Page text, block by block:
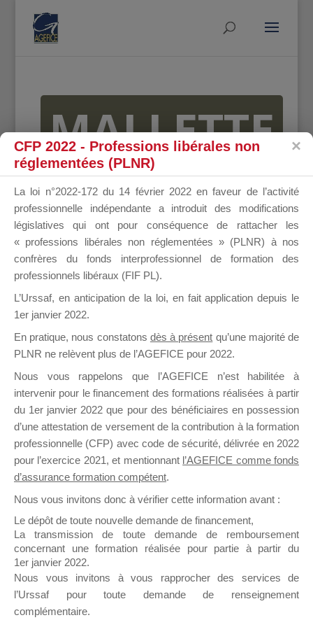
MALLETTE
DU
DIRIGEANT
Ce groupe est destiné aux Organismes de
Formation qui souhaitent répondre à l’Appel à
Propositions Mallette du Dirigeant.
sur lequel il est possible de laisser un message
ou poser une question.
NB : Il est nécessaire d’êtreinscrit(e)pour
pouvoir rejoindre ce groupe
CFP 2022 - Professions libérales non
réglementées (PLNR)
La loi n°2022-172 du 14 février 2022 en faveur de l’activité
professionnelle indépendante a introduit des modifications
législatives qui ont pour conséquence de rattacher les
« professions libérales non réglementées » (PLNR) à nos
confrères du fonds interprofessionnel de formation des
professionnels libéraux (FIF PL).
L’Urssaf, en anticipation de la loi, en fait application depuis le
1er janvier 2022.
En pratique, nous constatons dès à présent qu’une majorité de
PLNR ne relèvent plus de l’AGEFICE pour 2022.
Nous vous rappelons que l’AGEFICE n’est habilitée à
intervenir pour le financement des formations réalisées à partir
du 1er janvier 2022 que pour des bénéficiaires en possession
d’une attestation de versement de la contribution à la formation
professionnelle (CFP) avec code de sécurité, délivrée en 2022
pour l’exercice 2021, et mentionnant l’AGEFICE comme fonds
d’assurance formation compétent.
Nous vous invitons donc à vérifier cette information avant :
Le dépôt de toute nouvelle demande de financement,
La transmission de toute demande de remboursement
concernant une formation réalisée pour partie à partir du
1er janvier 2022.
Nous vous invitons à vous rapprocher des services de
l’Urssaf pour toute demande de renseignement
complémentaire.